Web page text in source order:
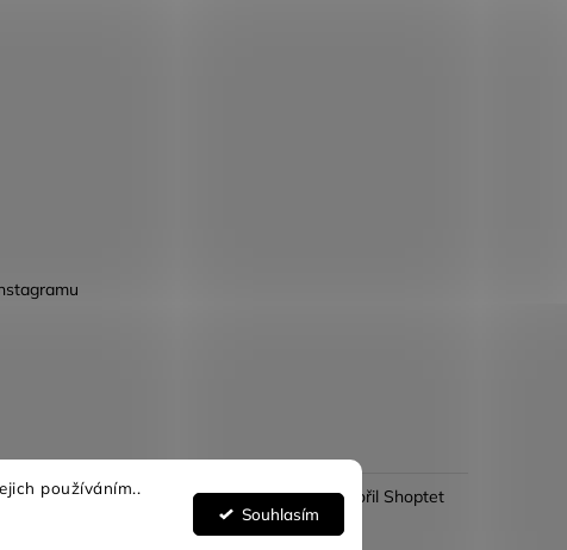
používáním..
Souhlasím
Vytvořil Shoptet